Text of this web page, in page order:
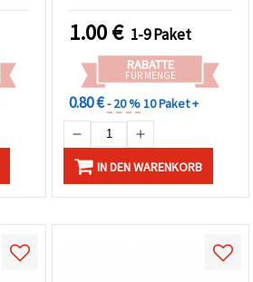
Bastelprojekte
1.00€ 1-9 Paket
RABATTE
FÜR MENGE
0.80 €- 20 %10 Paket +
IN DEN WARENKORB